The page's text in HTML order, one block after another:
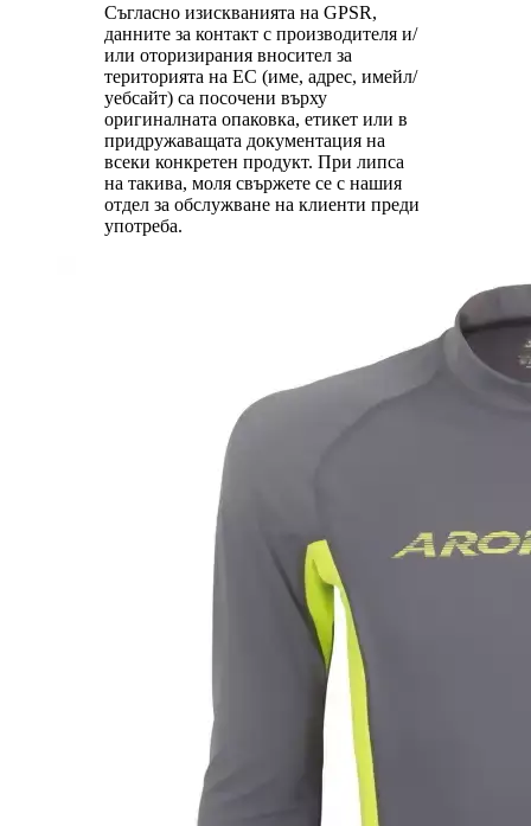
Съгласно изискванията на GPSR,
данните за контакт с производителя и/
или оторизирания вносител за
територията на ЕС (име, адрес, имейл/
уебсайт) са посочени върху
оригиналната опаковка, етикет или в
придружаващата документация на
всеки конкретен продукт. При липса
на такива, моля свържете се с нашия
отдел за обслужване на клиенти преди
употреба.